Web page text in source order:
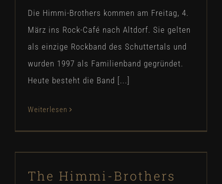
Die Himmi-Brothers kommen am Freitag, 4.
März ins Rock-Café nach Altdorf. Sie gelten
als einzige Rockband des Schuttertals und
wurden 1997 als Familienband gegründet.
Heute besteht die Band [...]
Weiterlesen
Presse
The Himmi-Brothers